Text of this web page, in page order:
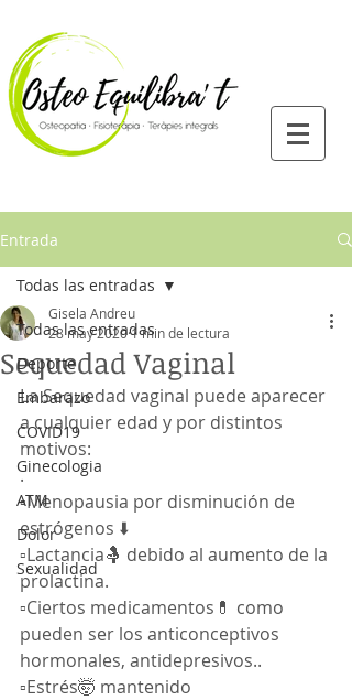
Entrada
Todas las entradas
Deporte
Embarazo
COVID19
Ginecologia
ATM
Dolor
Sexualidad
Todas las entradas
Sequedad Vaginal
Gisela Andreu
28 may 20201 min de lectura
La Sequedad vaginal puede aparecer
a cualquier edad y por distintos
motivos:
.
▫️Menopausia por disminución de
estrógenos ⬇️
▫️Lactancia🤱 debido al aumento de la
prolactina.
▫️Ciertos medicamentos💊 como
pueden ser los anticonceptivos
hormonales, antidepresivos..
▫️Estrés🤯 mantenido